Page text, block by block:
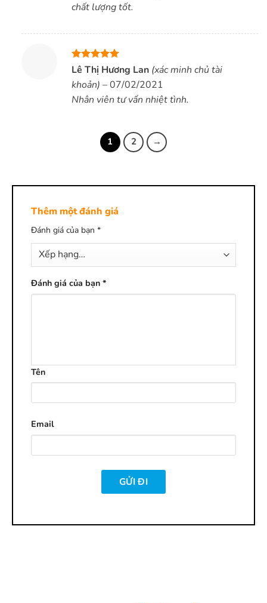
chất lượng tốt.
Được xếp
5
sao
Lê Thị Hương Lan (xác minh chủ tài
khoản) –07/02/2021
Nhân viên tư vấn nhiệt tình.
1 2 →
Thêm một đánh giá
Đánh giá của bạn *
Đánh giá của bạn *
Tên
Email